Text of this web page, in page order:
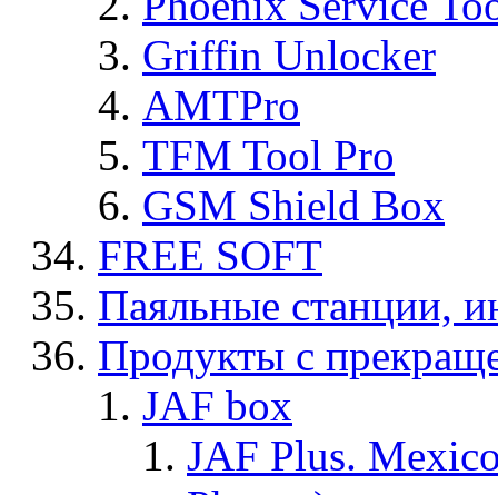
Griffin Unlocker
AMTPro
TFM Tool Pro
GSM Shield Box
FREE SOFT
Паяльные станции,
Продукты с
JAF box
JAF Plus.